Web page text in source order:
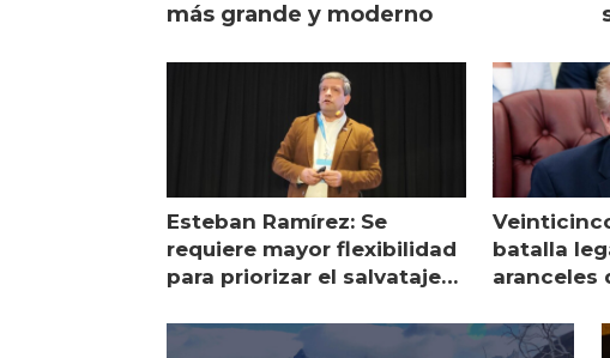
más grande y moderno
Esteban Ramírez: Se
requiere mayor flexibilidad
para priorizar el salvataje
batalla
aranceles